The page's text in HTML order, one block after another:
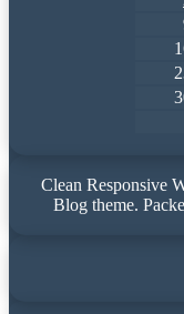
Clean Responsive
Blog theme.